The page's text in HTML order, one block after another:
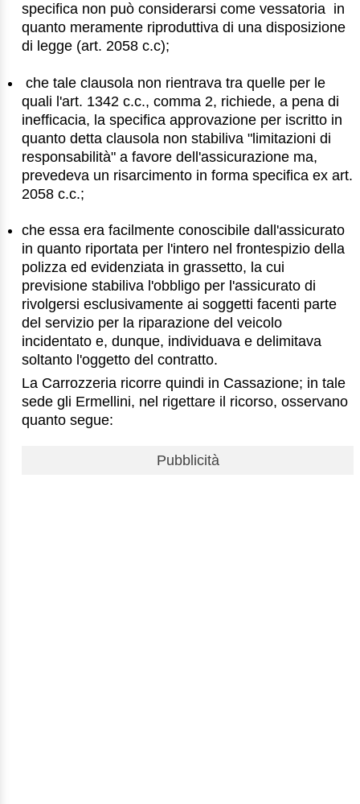
specifica non può considerarsi come vessatoria in
quanto meramente riproduttiva di una disposizione
di legge (art. 2058 c.c);
che tale clausola non rientrava tra quelle per le
quali l'art. 1342 c.c., comma 2, richiede, a pena di
inefficacia, la specifica approvazione per iscritto in
quanto detta clausola non stabiliva "limitazioni di
responsabilità" a favore dell'assicurazione ma,
prevedeva un risarcimento in forma specifica ex art.
2058 c.c.;
che essa era facilmente conoscibile dall'assicurato
in quanto riportata per l'intero nel frontespizio della
polizza ed evidenziata in grassetto, la cui
previsione stabiliva l'obbligo per l'assicurato di
rivolgersi esclusivamente ai soggetti facenti parte
del servizio per la riparazione del veicolo
incidentato e, dunque, individuava e delimitava
soltanto l'oggetto del contratto.
La Carrozzeria ricorre quindi in Cassazione; in tale
sede gli Ermellini, nel rigettare il ricorso, osservano
quanto segue:
Pubblicità